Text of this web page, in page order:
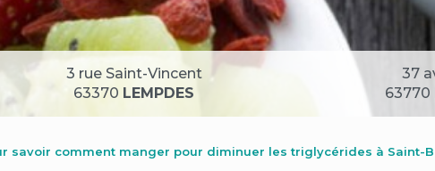
3 rue Saint-Vincent
63370 LEMPDES
37
63770
savoir comment manger pour diminuer les triglycérides à Saint-